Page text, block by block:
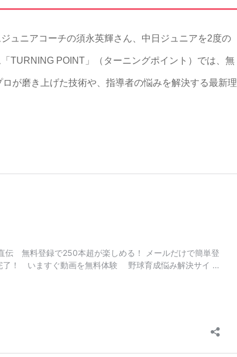
ュニアコーチの須永英輝さん、中日ジュニアを2度の
TURNING POINT」（ターニングポイント）では、無
が磨き上げた技術や、指導者の悩みを解決する最新理